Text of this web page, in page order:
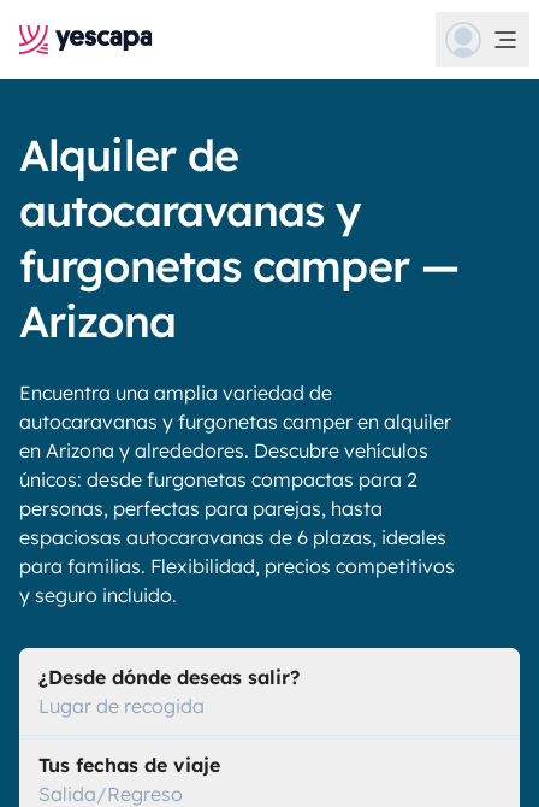
Alquiler de
autocaravanas y
furgonetas camper —
Arizona
Encuentra una amplia variedad de
autocaravanas y furgonetas camper en alquiler
en Arizona y alrededores. Descubre vehículos
únicos: desde furgonetas compactas para 2
personas, perfectas para parejas, hasta
espaciosas autocaravanas de 6 plazas, ideales
para familias. Flexibilidad, precios competitivos
y seguro incluido.
¿Desde dónde deseas salir?
Lugar de recogida
Tus fechas de viaje
Salida/Regreso